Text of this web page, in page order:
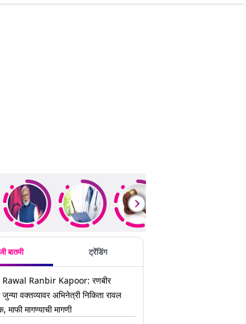
बातमी ट्रेंडिंग
Ranbir Kapoor: रणबीर
वक्तव्यावर अभिनेत्री निकिता रावल
मागण्याची मागणी